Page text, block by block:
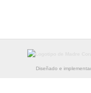
Diseñado e